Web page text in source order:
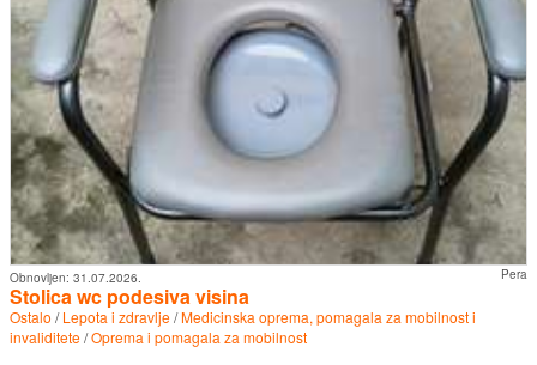
Pera
Obnovljen: 31.07.2026.
Stolica wc podesiva visina
Ostalo /Lepota i zdravlje/Medicinska oprema, pomagala za mobilnost i
invaliditete/Oprema i pomagala za mobilnost